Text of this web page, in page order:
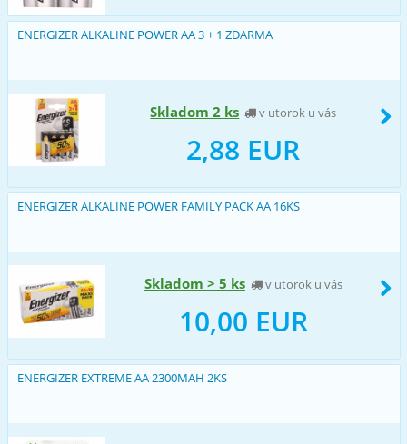
ENERGIZER ALKALINE POWER AA 3 + 1 ZDARMA
Skladom 2 ks v utorok u vás
2,88 EUR
ENERGIZER ALKALINE POWER FAMILY PACK AA 16KS
Skladom > 5 ks v utorok u vás
10,00 EUR
ENERGIZER EXTREME AA 2300MAH 2KS